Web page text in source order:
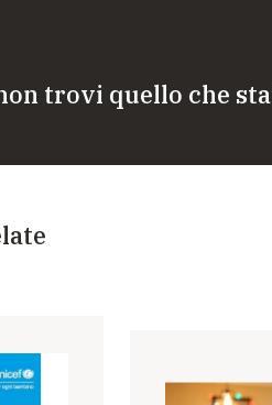
trovi quello che